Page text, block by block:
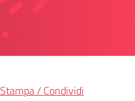
Stampa / Condividi